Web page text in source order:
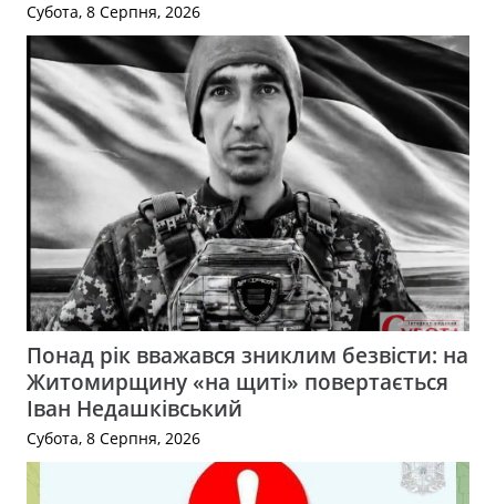
Субота, 8 Серпня, 2026
Понад рік вважався зниклим безвісти: на
Житомирщину «на щиті» повертається
Іван Недашківський
Субота, 8 Серпня, 2026